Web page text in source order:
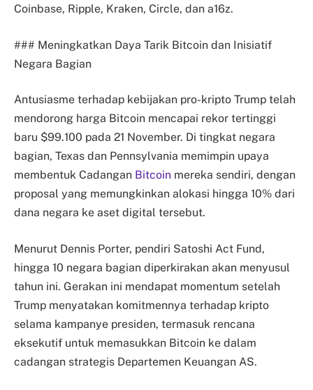
Coinbase, Ripple, Kraken, Circle, dan a16z.
### Meningkatkan Daya Tarik Bitcoin dan Inisiatif
Negara Bagian
Antusiasme terhadap kebijakan pro-kripto Trump telah
mendorong harga Bitcoin mencapai rekor tertinggi
baru $99.100 pada 21 November. Di tingkat negara
bagian, Texas dan Pennsylvania memimpin upaya
membentuk Cadangan Bitcoin mereka sendiri, dengan
proposal yang memungkinkan alokasi hingga 10% dari
dana negara ke aset digital tersebut.
Menurut Dennis Porter, pendiri Satoshi Act Fund,
hingga 10 negara bagian diperkirakan akan menyusul
tahun ini. Gerakan ini mendapat momentum setelah
Trump menyatakan komitmennya terhadap kripto
selama kampanye presiden, termasuk rencana
eksekutif untuk memasukkan Bitcoin ke dalam
cadangan strategis Departemen Keuangan AS.